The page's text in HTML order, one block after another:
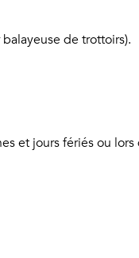
de trottoirs).
et jours fériés ou